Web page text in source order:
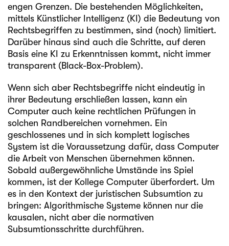
engen Grenzen. Die bestehenden Möglichkeiten,
mittels Künstlicher Intelligenz (KI) die Bedeutung von
Rechtsbegriffen zu bestimmen, sind (noch) limitiert.
Darüber hinaus sind auch die Schritte, auf deren
Basis eine KI zu Erkenntnissen kommt, nicht immer
transparent (Black-Box-Problem).
Wenn sich aber Rechtsbegriffe nicht eindeutig in
ihrer Bedeutung erschließen lassen, kann ein
Computer auch keine rechtlichen Prüfungen in
solchen Randbereichen vornehmen. Ein
geschlossenes und in sich komplett logisches
System ist die Voraussetzung dafür, dass Computer
die Arbeit von Menschen übernehmen können.
Sobald außergewöhnliche Umstände ins Spiel
kommen, ist der Kollege Computer überfordert. Um
es in den Kontext der juristischen Subsumtion zu
bringen: Algorithmische Systeme können nur die
kausalen, nicht aber die normativen
Subsumtionsschritte durchführen.